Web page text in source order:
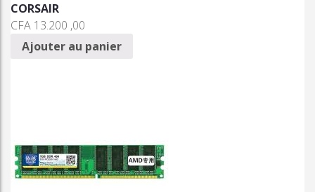
CORSAIR
CFA 13.200 ,00
Ajouter au panier